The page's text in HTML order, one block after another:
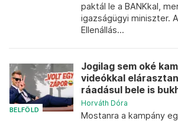
paktál le a BANKkal,
igazságügyi miniszter.
Ellenállás...
BELFÖLD
Jogilag sem oké
videókkal
ráadásul bele is
Horváth Dóra
Mostanra a kampány